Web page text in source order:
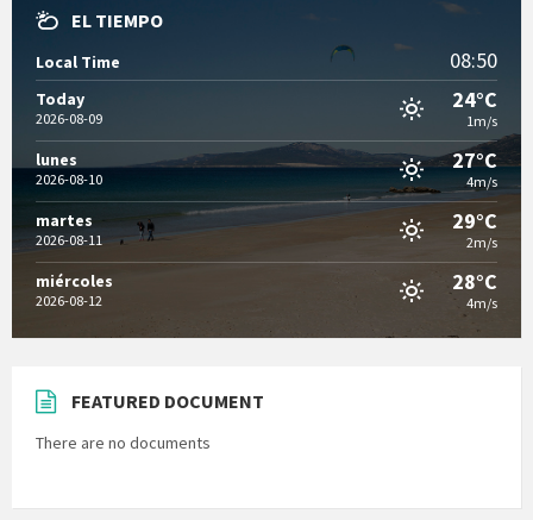
EL TIEMPO
Local Time 08:50
Today
2026-08-09
24°C
1m/s
lunes
2026-08-10
27°C
4m/s
martes
2026-08-11
29°C
2m/s
miércoles
2026-08-12
28°C
4m/s
FEATURED DOCUMENT
There are no documents